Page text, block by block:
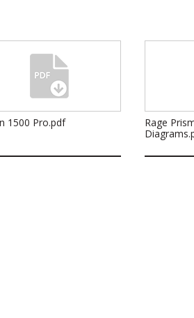
1500 Pro.pdf
Rage